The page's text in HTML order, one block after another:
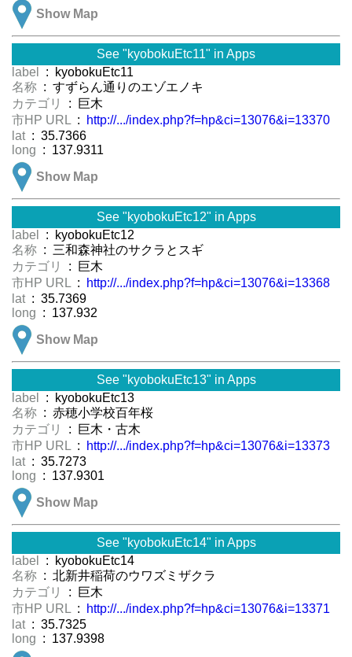
Show Map
See "kyobokuEtc11" in Apps
label
: kyobokuEtc11
名称 : すずらん通りのエゾエノキ
カテゴリ
: 巨木
市HP URL :
http://.../index.php?f=hp&ci=13076&i=13370
lat : 35.7366
long : 137.9311
Show Map
See "kyobokuEtc12" in Apps
label
: kyobokuEtc12
名称 : 三和森神社のサクラとスギ
カテゴリ
: 巨木
市HP URL :
http://.../index.php?f=hp&ci=13076&i=13368
lat : 35.7369
long : 137.932
Show Map
See "kyobokuEtc13" in Apps
label
: kyobokuEtc13
名称 : 赤穂小学校百年桜
カテゴリ
: 巨木・古木
市HP URL :
http://.../index.php?f=hp&ci=13076&i=13373
lat : 35.7273
long : 137.9301
Show Map
See "kyobokuEtc14" in Apps
label
: kyobokuEtc14
名称 : 北新井稲荷のウワズミザクラ
カテゴリ
: 巨木
市HP URL :
http://.../index.php?f=hp&ci=13076&i=13371
lat : 35.7325
long : 137.9398